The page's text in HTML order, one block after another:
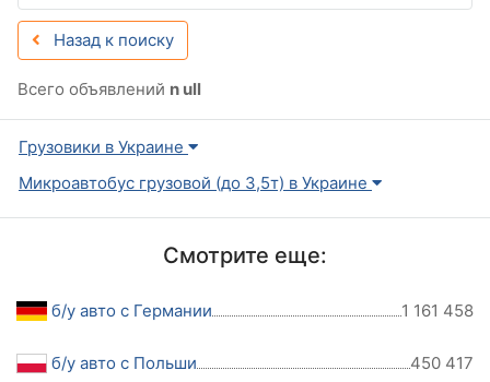
Назад к поиску
Всего объявлений n ull
Грузовики в Украине
Микроавтобус грузовой (до 3,5т) в Украине
Смотрите еще:
б/у авто с Германии 1 161 458
б/у авто с Польши 450 417